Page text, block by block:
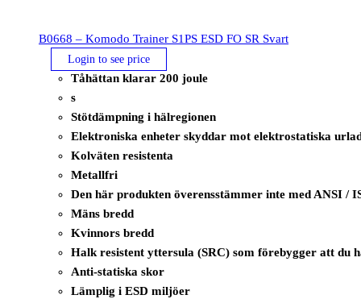
B0668 – Komodo Trainer S1PS ESD FO SR Svart
Login to see price
Tåhättan klarar 200 joule
s
Stötdämpning i hälregionen
Elektroniska enheter skyddar mot elektrostatiska
Kolväten resistenta
Metallfri
Den här produkten överensstämmer inte med ANSI /
Mäns bredd
Kvinnors bredd
Halk resistent yttersula (SRC) som förebygger att du
Anti-statiska skor
Lämplig i ESD miljöer